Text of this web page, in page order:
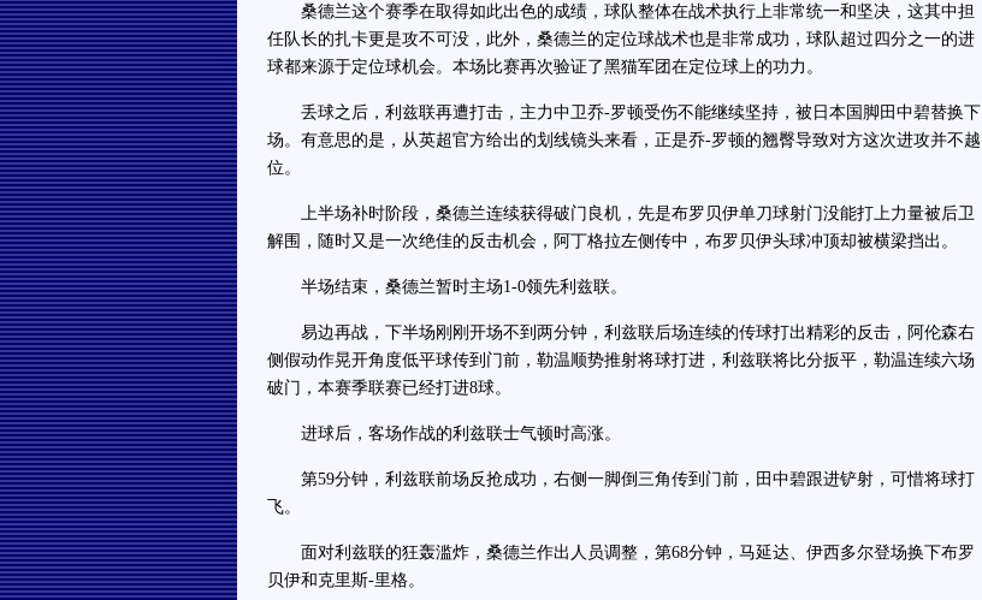
桑德兰这个赛季在取得如此出色的成绩，球队整体在战术执行上非常统一和坚决，这其中担
任队长的扎卡更是攻不可没，此外，桑德兰的定位球战术也是非常成功，球队超过四分之一的进
球都来源于定位球机会。本场比赛再次验证了黑猫军团在定位球上的功力。
丢球之后，利兹联再遭打击，主力中卫乔-罗顿受伤不能继续坚持，被日本国脚田中碧替换下
场。有意思的是，从英超官方给出的划线镜头来看，正是乔-罗顿的翘臀导致对方这次进攻并不越
位。
上半场补时阶段，桑德兰连续获得破门良机，先是布罗贝伊单刀球射门没能打上力量被后卫
解围，随时又是一次绝佳的反击机会，阿丁格拉左侧传中，布罗贝伊头球冲顶却被横梁挡出。
半场结束，桑德兰暂时主场1-0领先利兹联。
易边再战，下半场刚刚开场不到两分钟，利兹联后场连续的传球打出精彩的反击，阿伦森右
侧假动作晃开角度低平球传到门前，勒温顺势推射将球打进，利兹联将比分扳平，勒温连续六场
破门，本赛季联赛已经打进8球。
进球后，客场作战的利兹联士气顿时高涨。
第59分钟，利兹联前场反抢成功，右侧一脚倒三角传到门前，田中碧跟进铲射，可惜将球打
飞。
面对利兹联的狂轰滥炸，桑德兰作出人员调整，第68分钟，马延达、伊西多尔登场换下布罗
贝伊和克里斯-里格。